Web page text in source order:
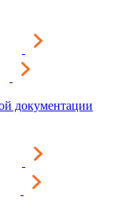
документации